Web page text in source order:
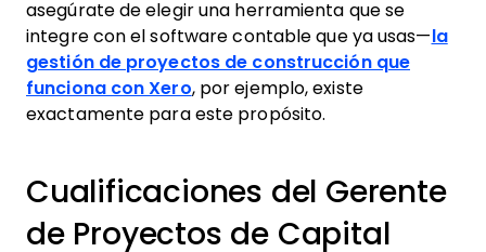
asegúrate de elegir una herramienta que se
integre con el software contable que ya usas— la
gestión de proyectos de construcción que
funciona con Xero, por ejemplo, existe
exactamente para este propósito.
Cualificaciones del Gerente
de Proyectos de Capital